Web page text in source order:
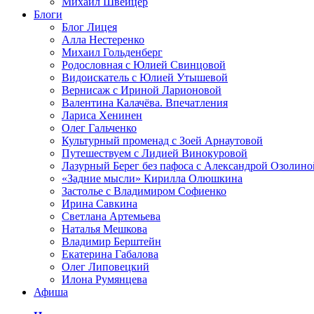
Блоги
Блог Лицея
Алла Нестеренко
Михаил Гольденберг
Родословная с Юлией Свинцовой
Видоискатель с Юлией Утышевой
Вернисаж с Ириной Ларионовой
Валентина Калачёва. Впечатления
Лариса Хенинен
Олег Гальченко
Культурный променад с Зоей Арнаутовой
Путешествуем с Лидией Винокуровой
Лазурный Берег без пафоса с Александрой
«Задние мысли» Кирилла Олюшкина
Застолье с Владимиром Софиенко
Ирина Савкина
Светлана Артемьева
Наталья Мешкова
Владимир Берштейн
Екатерина Габалова
Олег Липовецкий
Илона Румянцева
Афиша